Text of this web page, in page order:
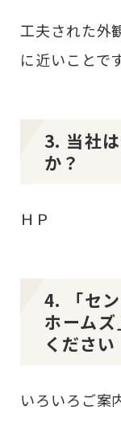
工夫された外
に近いことです
3. 当社
か？
ＨＰ
4. 「セ
ホーム
ください
いろいろご案